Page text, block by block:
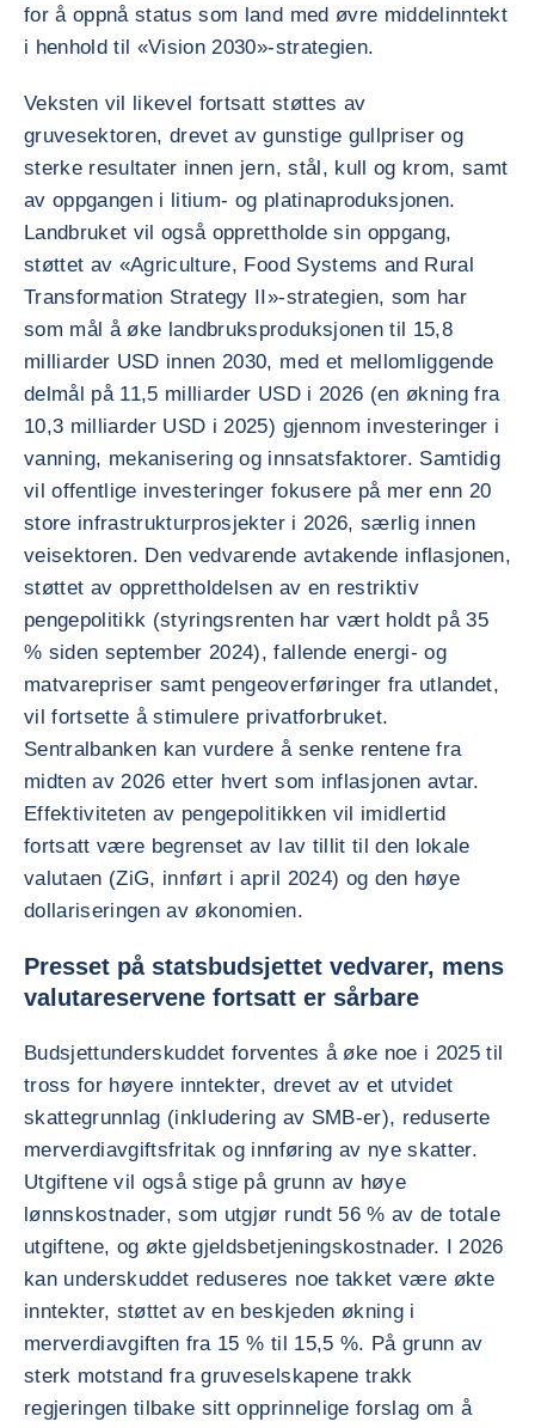
for å oppnå status som land med øvre middelinntekt
i henhold til «Vision 2030»-strategien.
Veksten vil likevel fortsatt støttes av
gruvesektoren, drevet av gunstige gullpriser og
sterke resultater innen jern, stål, kull og krom, samt
av oppgangen i litium- og platinaproduksjonen.
Landbruket vil også opprettholde sin oppgang,
støttet av «Agriculture, Food Systems and Rural
Transformation Strategy II»-strategien, som har
som mål å øke landbruksproduksjonen til 15,8
milliarder USD innen 2030, med et mellomliggende
delmål på 11,5 milliarder USD i 2026 (en økning fra
10,3 milliarder USD i 2025) gjennom investeringer i
vanning, mekanisering og innsatsfaktorer. Samtidig
vil offentlige investeringer fokusere på mer enn 20
store infrastrukturprosjekter i 2026, særlig innen
veisektoren. Den vedvarende avtakende inflasjonen,
støttet av opprettholdelsen av en restriktiv
pengepolitikk (styringsrenten har vært holdt på 35
% siden september 2024), fallende energi- og
matvarepriser samt pengeoverføringer fra utlandet,
vil fortsette å stimulere privatforbruket.
Sentralbanken kan vurdere å senke rentene fra
midten av 2026 etter hvert som inflasjonen avtar.
Effektiviteten av pengepolitikken vil imidlertid
fortsatt være begrenset av lav tillit til den lokale
valutaen (ZiG, innført i april 2024) og den høye
dollariseringen av økonomien.
Presset på statsbudsjettet vedvarer, mens
valutareservene fortsatt er sårbare
Budsjettunderskuddet forventes å øke noe i 2025 til
tross for høyere inntekter, drevet av et utvidet
skattegrunnlag (inkludering av SMB-er), reduserte
merverdiavgiftsfritak og innføring av nye skatter.
Utgiftene vil også stige på grunn av høye
lønnskostnader, som utgjør rundt 56 % av de totale
utgiftene, og økte gjeldsbetjeningskostnader. I 2026
kan underskuddet reduseres noe takket være økte
inntekter, støttet av en beskjeden økning i
merverdiavgiften fra 15 % til 15,5 %. På grunn av
sterk motstand fra gruveselskapene trakk
regjeringen tilbake sitt opprinnelige forslag om å